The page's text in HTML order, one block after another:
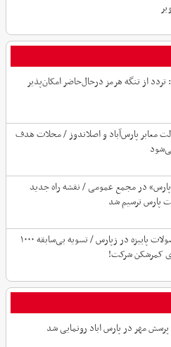
از تنگه هرمز درحال‌حاضر امکان‌پذیر
معابر پارس‌آباد و اصلاندوز / محلات هدف
ریالی «زپارس» در مجمع عمومی / نقشه راه جدید
ترسیم شد
آغاز حماسه برداشت محصولات پاییزه در زپارس / تسویه بی‌سابقه ۱۰۰۰
کمرشکن شرکت!
مهر در پارس اباد رونمایی شد